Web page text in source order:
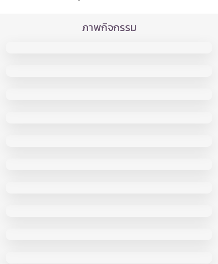
ภาพกิจกรรม